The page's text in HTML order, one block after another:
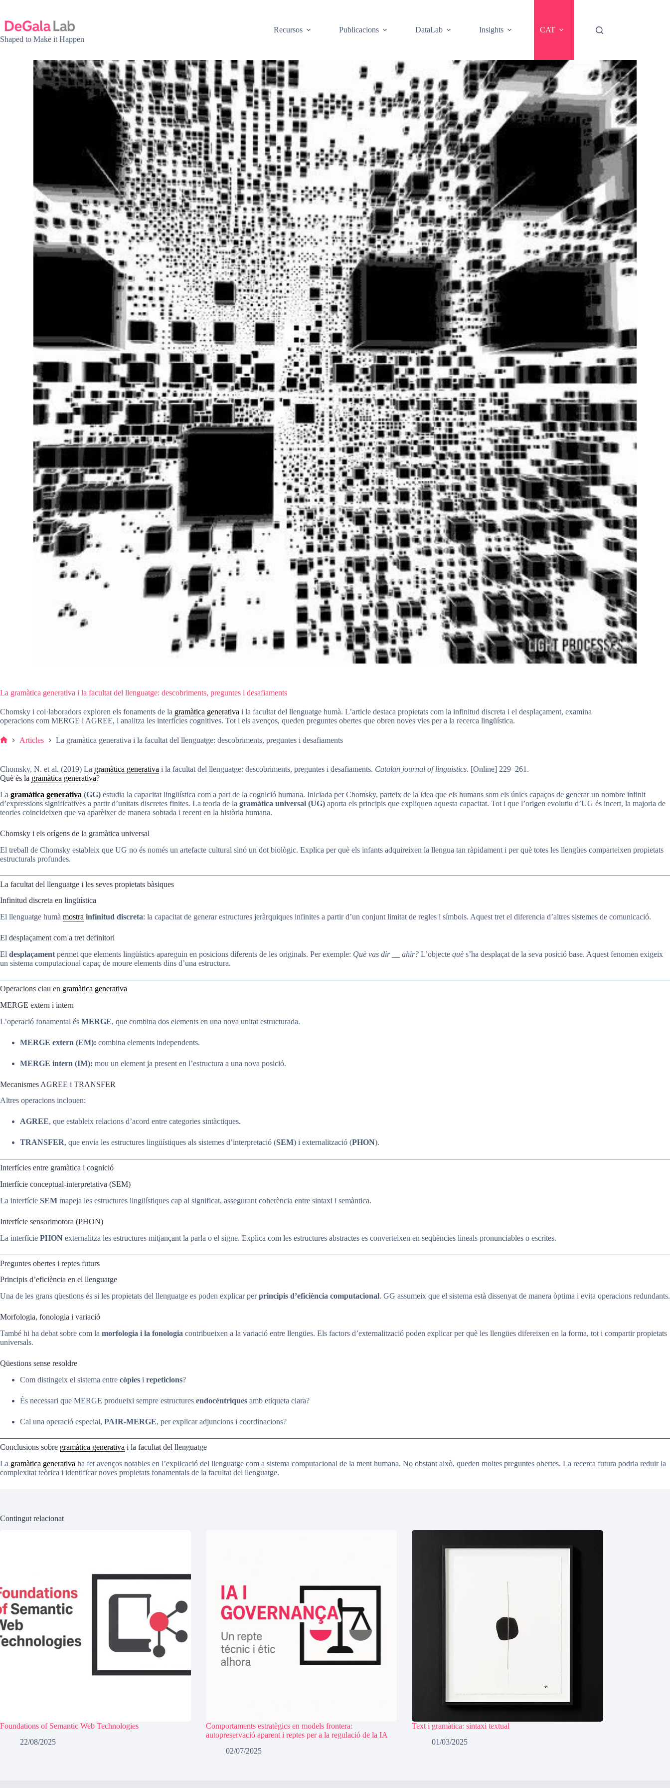
contingut
Shaped to Make it Happen
Recursos Publicacions DataLab Insights CAT
La gramàtica generativa i la facultat del llenguatge: descobriments, preguntes i desafiaments
Chomsky i col·laboradors exploren els fonaments de la gramàtica generativa i la facultat del llenguatge humà. L’article destaca propietats com la infinitud discreta i el desplaçament, examina
operacions com MERGE i AGREE, i analitza les interfícies cognitives. Tot i els avenços, queden preguntes obertes que obren noves vies per a la recerca lingüística.
Articles La gramàtica generativa i la facultat del llenguatge: descobriments, preguntes i desafiaments
Chomsky, N. et al. (2019) La gramàtica generativa i la facultat del llenguatge: descobriments, preguntes i desafiaments. Catalan journal of linguistics. [Online] 229–261.
Què és la gramàtica generativa?
La gramàtica generativa (GG) estudia la capacitat lingüística com a part de la cognició humana. Iniciada per Chomsky, parteix de la idea que els humans som els únics capaços de generar un nombre infinit
d’expressions significatives a partir d’unitats discretes finites. La teoria de la gramàtica universal (UG) aporta els principis que expliquen aquesta capacitat. Tot i que l’origen evolutiu d’UG és incert, la majoria de
teories coincideixen que va aparèixer de manera sobtada i recent en la història humana.
Chomsky i els orígens de la gramàtica universal
El treball de Chomsky estableix que UG no és només un artefacte cultural sinó un dot biològic. Explica per què els infants adquireixen la llengua tan ràpidament i per què totes les llengües comparteixen propietats
estructurals profundes.
La facultat del llenguatge i les seves propietats bàsiques
Infinitud discreta en lingüística
El llenguatge humà mostra infinitud discreta: la capacitat de generar estructures jeràrquiques infinites a partir d’un conjunt limitat de regles i símbols. Aquest tret el diferencia d’altres sistemes de comunicació.
El desplaçament com a tret definitori
El desplaçament permet que elements lingüístics apareguin en posicions diferents de les originals. Per exemple: Què vas dir __ ahir? L’objecte què s’ha desplaçat de la seva posició base. Aquest fenomen exigeix
un sistema computacional capaç de moure elements dins d’una estructura.
Operacions clau en gramàtica generativa
MERGE extern i intern
L’operació fonamental és MERGE, que combina dos elements en una nova unitat estructurada.
MERGE extern (EM): combina elements independents.
MERGE intern (IM): mou un element ja present en l’estructura a una nova posició.
Mecanismes AGREE i TRANSFER
Altres operacions inclouen:
AGREE, que estableix relacions d’acord entre categories sintàctiques.
TRANSFER, que envia les estructures lingüístiques als sistemes d’interpretació (SEM) i externalització (PHON).
Interfícies entre gramàtica i cognició
Interfície conceptual-interpretativa (SEM)
La interfície SEM mapeja les estructures lingüístiques cap al significat, assegurant coherència entre sintaxi i semàntica.
Interfície sensorimotora (PHON)
La interfície PHON externalitza les estructures mitjançant la parla o el signe. Explica com les estructures abstractes es converteixen en seqüències lineals pronunciables o escrites.
Preguntes obertes i reptes futurs
Principis d’eficiència en el llenguatge
Una de les grans qüestions és si les propietats del llenguatge es poden explicar perprincipis d’eficiència computacional. GG assumeix que el sistema està dissenyat de manera òptima i evita operacions redundants.
Morfologia, fonologia i variació
També hi ha debat sobre com la morfologia i la fonologia contribueixen a la variació entre llengües. Els factors d’externalització poden explicar per què les llengües difereixen en la forma, tot i compartir propietats
universals.
Qüestions sense resoldre
Com distingeix el sistema entre còpies i repeticions?
És necessari que MERGE produeixi sempre estructures endocèntriques amb etiqueta clara?
Cal una operació especial, PAIR-MERGE, per explicar adjuncions i coordinacions?
Conclusions sobre gramàtica generativa i la facultat del llenguatge
La gramàtica generativa ha fet avenços notables en l’explicació del llenguatge com a sistema computacional de la ment humana. No obstant això, queden moltes preguntes obertes. La recerca futura podria reduir la
complexitat teòrica i identificar noves propietats fonamentals de la facultat del llenguatge.
Contingut relacionat
Foundations of Semantic Web Technologies
22/08/2025
Comportaments estratègics en models frontera:
autopreservació aparent i reptes per a la regulació de la IA
02/07/2025
Text i gramàtica: sintaxi textual
01/03/2025